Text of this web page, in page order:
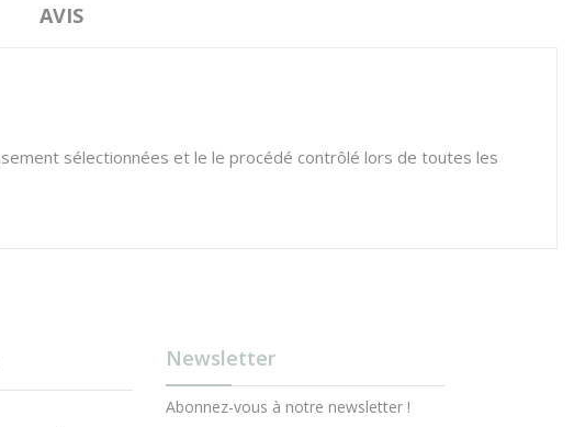
AVIS
sélectionnées et le le procédé contrôlé lors de toutes les
Newsletter
Abonnez-vous à notre newsletter !